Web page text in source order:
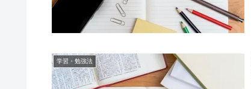
学習・勉強法